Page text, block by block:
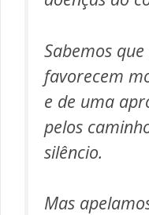
Sabemos
favorecem
e de uma
pelos
silêncio.
Mas